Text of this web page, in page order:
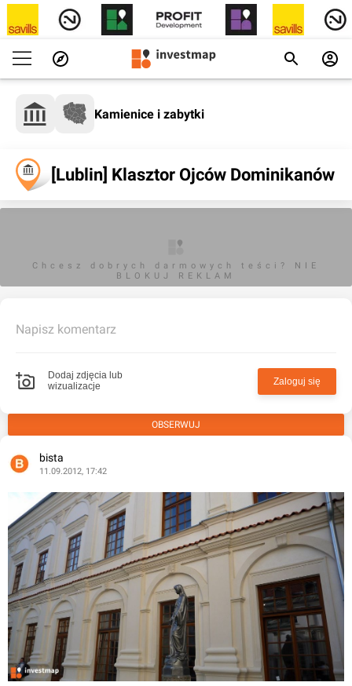
Kamienice i zabytki
[Lublin] Klasztor Ojców Dominikanów
Chcesz dobrych darmowych teści? NIE
BLOKUJ REKLAM
Napisz komentarz
Dodaj zdjęcia lub
wizualizacje
Zaloguj się
OBSERWUJ
bista
11.09.2012, 17:42